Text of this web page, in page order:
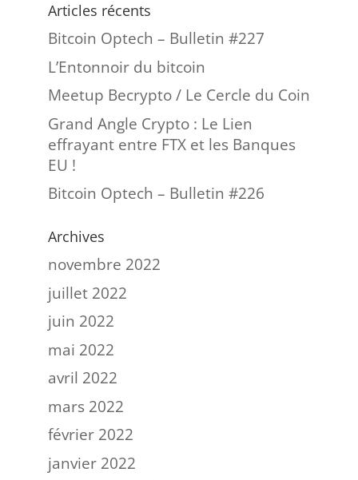
Articles récents
Bitcoin Optech – Bulletin #227
L’Entonnoir du bitcoin
Meetup Becrypto / Le Cercle du Coin
Grand Angle Crypto : Le Lien
effrayant entre FTX et les Banques
EU !
Bitcoin Optech – Bulletin #226
Archives
novembre 2022
juillet 2022
juin 2022
mai 2022
avril 2022
mars 2022
février 2022
janvier 2022